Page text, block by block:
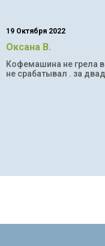
19 Октября 2022
Оксана В.
Кофемашина не грела
не срабатывал . за